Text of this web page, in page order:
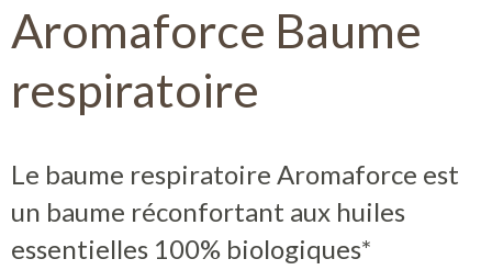
Spécificités
Conseils
Partenaires
Librairie
Aromaforce Baume
respiratoire
Le baume respiratoire Aromaforce est
un baume réconfortant aux huiles
essentielles 100% biologiques*